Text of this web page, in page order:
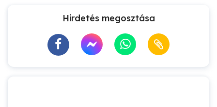
Hirdetés megosztása